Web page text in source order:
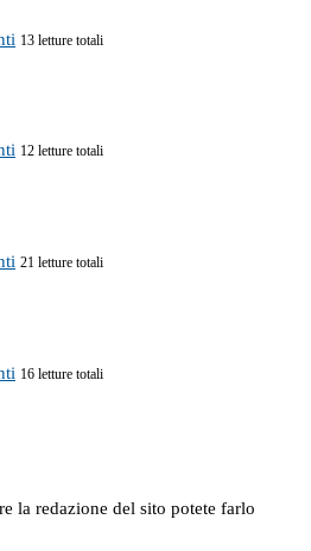
13 letture totali
12 letture totali
21 letture totali
16 letture totali
la redazione del sito potete farlo